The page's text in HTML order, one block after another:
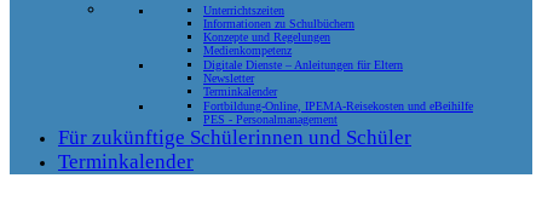
Unterrichtszeiten
Informationen zu Schulbüchern
Konzepte und Regelungen
Medienkompetenz
Digitale Dienste – Anleitungen für Eltern
Newsletter
Terminkalender
Fortbildung-Online, IPEMA-Reisekosten und eBeihilfe
PES - Personalmanagement
Für zukünftige Schülerinnen und Schüler
Terminkalender